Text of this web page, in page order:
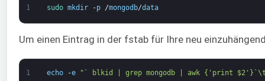
1 sudo mkdir -p /mongodb/data
Um einen Eintrag in der fstab für Ihre neu
1 echo -e "` blkid | grep mongodb | awk {'print $2'}`\t/